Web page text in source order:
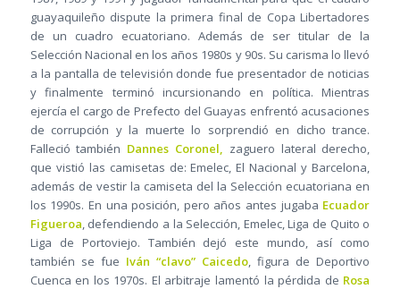
guayaquileño dispute la primera final de Copa Libertadores
de un cuadro ecuatoriano. Además de ser titular de la
Selección Nacional en los años 1980s y 90s. Su carisma lo llevó
a la pantalla de televisión donde fue presentador de noticias
y finalmente terminó incursionando en política. Mientras
ejercía el cargo de Prefecto del Guayas enfrentó acusaciones
de corrupción y la muerte lo sorprendió en dicho trance.
Falleció también Dannes Coronel, zaguero lateral derecho,
que vistió las camisetas de: Emelec, El Nacional y Barcelona,
además de vestir la camiseta del la Selección ecuatoriana en
los 1990s. En una posición, pero años antes jugaba Ecuador
Figueroa, defendiendo a la Selección, Emelec, Liga de Quito o
Liga de Portoviejo. También dejó este mundo, así como
también se fue Iván “clavo” Caicedo, figura de Deportivo
Cuenca en los 1970s. El arbitraje lamentó la pérdida de Rosa